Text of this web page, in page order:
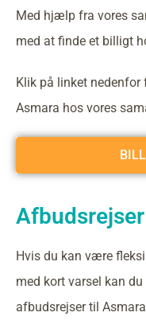
Med hjælp fra vores
med at finde et billigt
Klik på linket nedenfor
Asmara hos vores
Hvis du kan være
med kort varsel kan
afbudsrejser til